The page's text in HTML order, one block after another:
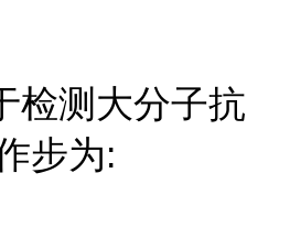
检测大分子抗
步为: